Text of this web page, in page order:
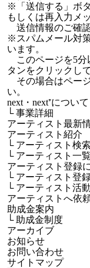
※「送信する」ボ
もしくは再入力メ
送信情報のご確
※スパムメール対
います。
このページを5分
タンをクリックし
その場合はペー
い。
next・next⁺について
└事業詳細
アーティスト最新
アーティスト紹介
└ アーティスト検索
└ アーティスト一
アーティスト登録
└ アーティスト登
└ アーティスト活
アーティストへ依
助成金案内
└ 助成金制度
アーカイブ
お知らせ
お問い合わせ
サイトマップ